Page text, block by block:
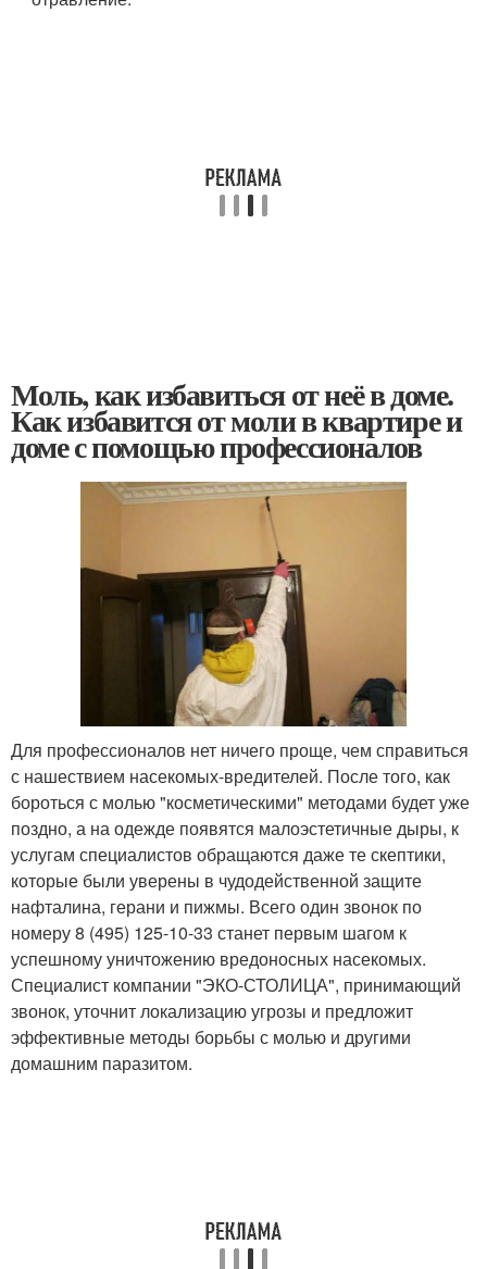
Моль, как избавиться от неё в доме.
Как избавится от моли в квартире и
доме с помощью профессионалов
Для профессионалов нет ничего проще, чем справиться
с нашествием насекомых-вредителей. После того, как
бороться с молью "косметическими" методами будет уже
поздно, а на одежде появятся малоэстетичные дыры, к
услугам специалистов обращаются даже те скептики,
которые были уверены в чудодейственной защите
нафталина, герани и пижмы. Всего один звонок по
номеру 8 (495) 125-10-33 станет первым шагом к
успешному уничтожению вредоносных насекомых.
Специалист компании "ЭКО-СТОЛИЦА", принимающий
звонок, уточнит локализацию угрозы и предложит
эффективные методы борьбы с молью и другими
домашним паразитом.